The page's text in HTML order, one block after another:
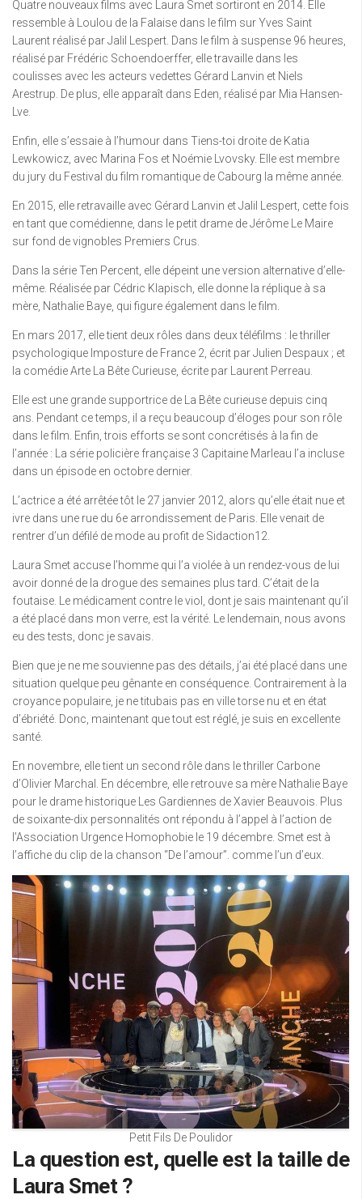
Quatre nouveaux films avec Laura Smet sortiront en 2014. Elle
ressemble à Loulou de la Falaise dans le film sur Yves Saint
Laurent réalisé par Jalil Lespert. Dans le film à suspense 96 heures,
réalisé par Frédéric Schoendoerffer, elle travaille dans les
coulisses avec les acteurs vedettes Gérard Lanvin et Niels
Arestrup. De plus, elle apparaît dans Eden, réalisé par Mia Hansen-
Lve.
Enfin, elle s’essaie à l’humour dans Tiens-toi droite de Katia
Lewkowicz, avec Marina Fos et Noémie Lvovsky. Elle est membre
du jury du Festival du film romantique de Cabourg la même année.
En 2015, elle retravaille avec Gérard Lanvin et Jalil Lespert, cette fois
en tant que comédienne, dans le petit drame de Jérôme Le Maire
sur fond de vignobles Premiers Crus.
Dans la série Ten Percent, elle dépeint une version alternative d’elle-
même. Réalisée par Cédric Klapisch, elle donne la réplique à sa
mère, Nathalie Baye, qui figure également dans le film.
En mars 2017, elle tient deux rôles dans deux téléfilms : le thriller
psychologique Imposture de France 2, écrit par Julien Despaux ; et
la comédie Arte La Bête Curieuse, écrite par Laurent Perreau.
Elle est une grande supportrice de La Bête curieuse depuis cinq
ans. Pendant ce temps, il a reçu beaucoup d’éloges pour son rôle
dans le film. Enfin, trois efforts se sont concrétisés à la fin de
l’année : La série policière française 3 Capitaine Marleau l’a incluse
dans un épisode en octobre dernier.
L’actrice a été arrêtée tôt le 27 janvier 2012, alors qu’elle était nue et
ivre dans une rue du 6e arrondissement de Paris. Elle venait de
rentrer d’un défilé de mode au profit de Sidaction12.
Laura Smet accuse l’homme qui l’a violée à un rendez-vous de lui
avoir donné de la drogue des semaines plus tard. C’était de la
foutaise. Le médicament contre le viol, dont je sais maintenant qu’il
a été placé dans mon verre, est la vérité. Le lendemain, nous avons
eu des tests, donc je savais.
Bien que je ne me souvienne pas des détails, j’ai été placé dans une
situation quelque peu gênante en conséquence. Contrairement à la
croyance populaire, je ne titubais pas en ville torse nu et en état
d’ébriété. Donc, maintenant que tout est réglé, je suis en excellente
santé.
En novembre, elle tient un second rôle dans le thriller Carbone
d’Olivier Marchal. En décembre, elle retrouve sa mère Nathalie Baye
pour le drame historique Les Gardiennes de Xavier Beauvois. Plus
de soixante-dix personnalités ont répondu à l’appel à l’action de
l’Association Urgence Homophobie le 19 décembre. Smet est à
l’affiche du clip de la chanson “De l’amour”. comme l’un d’eux.
Petit Fils De Poulidor
La question est, quelle est la taille de
Laura Smet ?